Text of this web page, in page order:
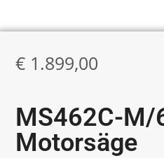
€1.899,00
MS462C-M/
Motorsäge